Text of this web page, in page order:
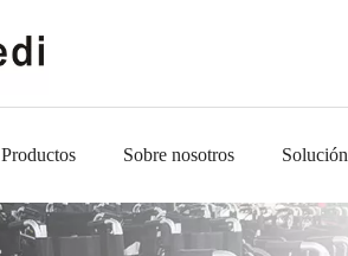
Productos Sobre nosotros Solución